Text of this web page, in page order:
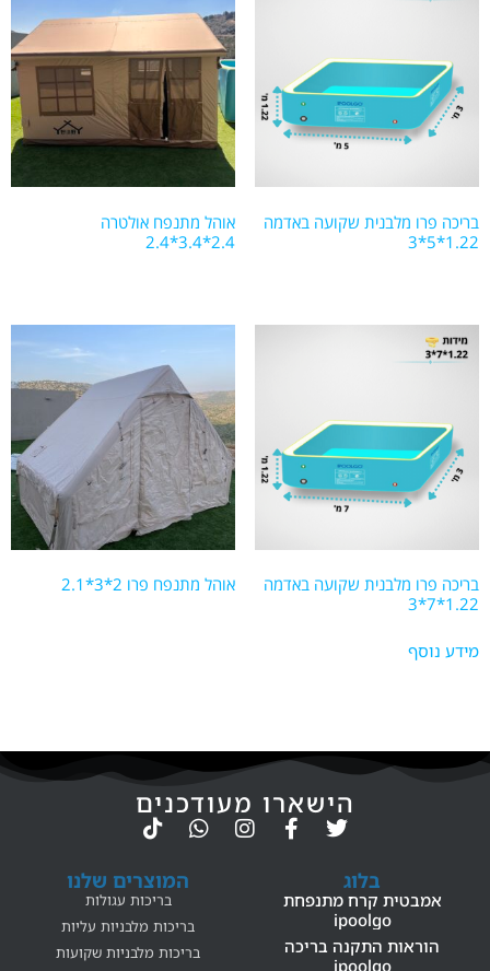
בריכה פרו מלבנית שקועה באדמה
1.22*5*3
אוהל מתנפח אולטרה
2.4*3.4*2.4
בריכה פרו מלבנית שקועה באדמה
1.22*7*3
מידע נוסף
אוהל מתנפח פרו 2*3*2.1
הישארו מעודכנים
בלוג
אמבטית קרח מתנפחת
ipoolgo
הוראות התקנה בריכה
ipoolgo
המוצרים שלנו
בריכות עגולות
בריכות מלבניות עליות
בריכות מלבניות שקועות